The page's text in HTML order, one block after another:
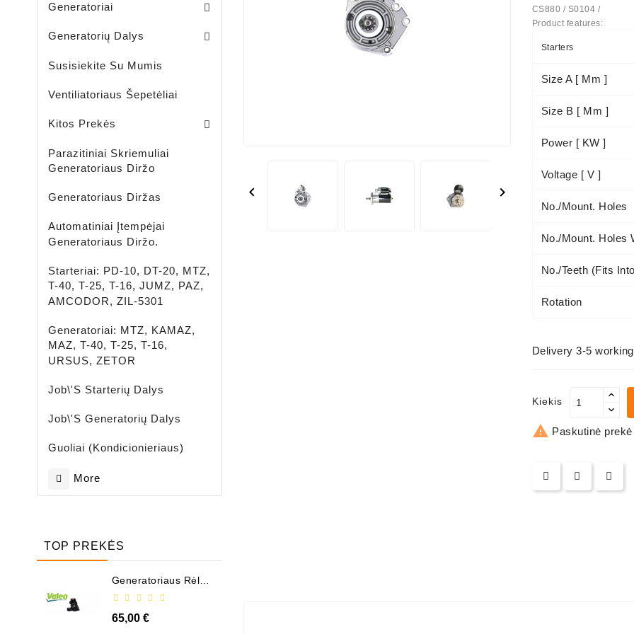
Generatoriai
Generatorių Dalys
Susisiekite Su Mumis
Ventiliatoriaus Šepetėliai
Kitos Prekės
Parazitiniai Skriemuliai
Generatoriaus Diržo
Generatoriaus Diržas
Automatiniai Įtempėjai
Generatoriaus Diržo.
Starteriai: PD-10, DT-20, MTZ,
T-40, T-25, T-16, JUMZ, PAZ,
AMCODOR, ZIL-5301
Generatoriai: MTZ, KAMAZ,
MAZ, T-40, T-25, T-16,
URSUS, ZETOR
Job\'s Starterių Dalys
Job\'s Generatorių Dalys
Guoliai (kondicionieriaus)
More
TOP PREKĖS
Generatoriaus Rėlė -
65,00 €
 
CS880 / S0104 /
Product features:
Starters
Size A [ Mm ]
Size B [ Mm ]
Power [ KW ]
Voltage [ V ]
No./mount. Holes
No./mount. Holes
No./teeth (fits
Rotation
Delivery 3-5
Kiekis
 Paskutinė prekė